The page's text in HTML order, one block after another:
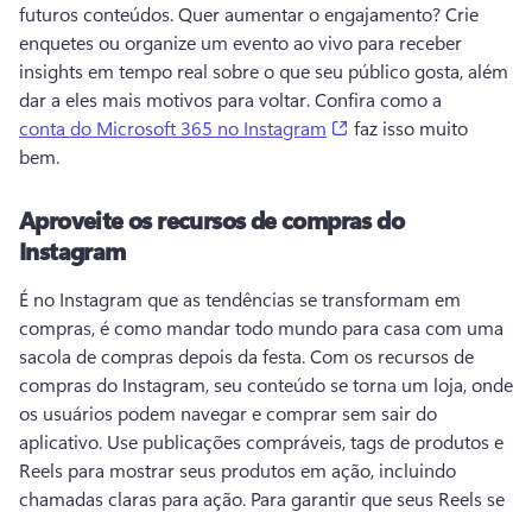
futuros conteúdos. Quer aumentar o engajamento? Crie
enquetes ou organize um evento ao vivo para receber
insights em tempo real sobre o que seu público gosta, além
dar a eles mais motivos para voltar. Confira como a
conta do Microsoft 365 no Instagram
(opens in a new tab)
faz isso muito
bem.
Aproveite os recursos de compras do
Instagram
É no Instagram que as tendências se transformam em
compras, é como mandar todo mundo para casa com uma
sacola de compras depois da festa. Com os recursos de
compras do Instagram, seu conteúdo se torna um loja, onde
os usuários podem navegar e comprar sem sair do
aplicativo. Use publicações compráveis, tags de produtos e
Reels para mostrar seus produtos em ação, incluindo
chamadas claras para ação. Para garantir que seus Reels se